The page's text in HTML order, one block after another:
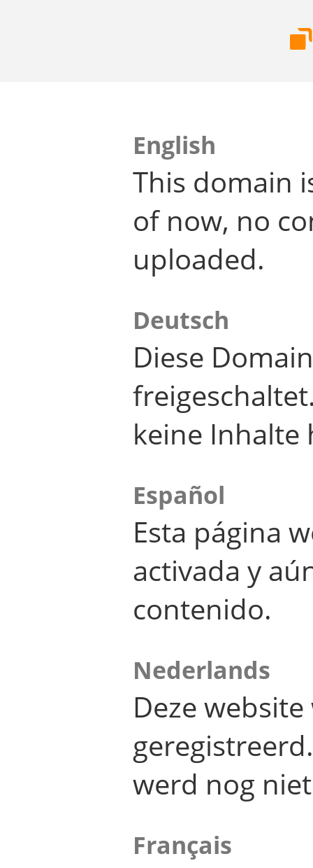
English
This domain
of now, no
uploaded.
Deutsch
Diese
keine Inhalte
Español
Esta página
activada y
contenido.
Nederlands
Deze
werd nog
Français